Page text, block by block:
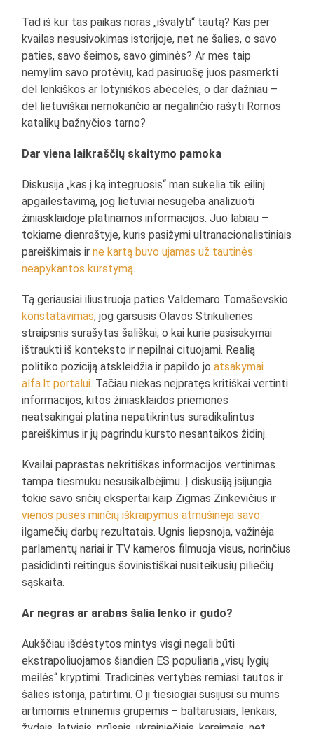
Tad iš kur tas paikas noras „išvalyti“ tautą? Kas per
kvailas nesusivokimas istorijoje, net ne šalies, o savo
paties, savo šeimos, savo giminės? Ar mes taip
nemylim savo protėvių, kad pasiruošę juos pasmerkti
dėl lenkiškos ar lotyniškos abėcėlės, o dar dažniau –
dėl lietuviškai nemokančio ar negalinčio rašyti Romos
katalikų bažnyčios tarno?
Dar viena laikraščių skaitymo pamoka
Diskusija „kas į ką integruosis“ man sukelia tik eilinį
apgailestavimą, jog lietuviai nesugeba analizuoti
žiniasklaidoje platinamos informacijos. Juo labiau –
tokiame dienraštyje, kuris pasižymi ultranacionalistiniais
pareiškimais irne kartą buvo ujamas už tautinės
neapykantos kurstymą.
Tą geriausiai iliustruoja paties Valdemaro Tomaševskio
konstatavimas, jog garsusis Olavos Strikulienės
straipsnis surašytas šališkai, o kai kurie pasisakymai
ištraukti iš konteksto ir nepilnai cituojami. Realią
politiko poziciją atskleidžia ir papildo joatsakymai
alfa.lt portalui. Tačiau niekas neįpratęs kritiškai vertinti
informacijos, kitos žiniasklaidos priemonės
neatsakingai platina nepatikrintus suradikalintus
pareiškimus ir jų pagrindu kursto nesantaikos židinį.
Kvailai paprastas nekritiškas informacijos vertinimas
tampa tiesmuku nesusikalbėjimu. Į diskusiją įsijungia
tokie savo sričių ekspertai kaip Zigmas Zinkevičius ir
vienos pusės minčių iškraipymus atmušinėja savo
ilgamečių darbų rezultatais. Ugnis liepsnoja, važinėja
parlamentų nariai ir TV kameros filmuoja visus, norinčius
pasididinti reitingus šovinistiškai nusiteikusių piliečių
sąskaita.
Ar negras ar arabas šalia lenko ir gudo?
Aukščiau išdėstytos mintys visgi negali būti
ekstrapoliuojamos šiandien ES populiaria „visų lygių
meilės“ kryptimi. Tradicinės vertybės remiasi tautos ir
šalies istorija, patirtimi. O ji tiesiogiai susijusi su mums
artimomis etninėmis grupėmis – baltarusiais, lenkais,